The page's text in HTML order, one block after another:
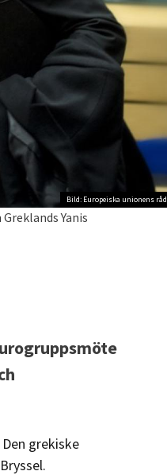
Bild: Europeiska unionens råd
Yanis
grekiske